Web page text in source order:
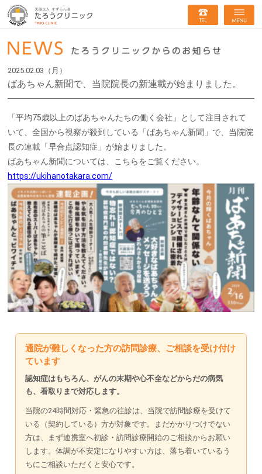
2025.02.03（月）
ばあちゃん新聞で、当院院長の新連載が始まりました。
「平均75歳以上のばあちゃんたちの働く会社」として注目されて
いて、全国から視察が殺到している「ばあちゃん新聞」で、当院院
長の連載「早合点認知症」が始まりました。
ばあちゃん新聞については、こちらをご覧ください。
https://ukihanotakara.com/
通院が難しくなった方の訪問診療、ご相談を受け付け
ています
認知症はもちろん、がんの末期や心不全などからだの病気
も、看取りまで対応します。
当院の24時間対応・緊急の往診は、当院で訪問診療を受けて
いる（契約している）方が対象です。まだかかりつけでない
方は、まず連携室へ初診・訪問診療開始のご相談からお願い
します。体調が不安定になりやすい方は、落ち着いているう
ちにご相談いただくと安心です。